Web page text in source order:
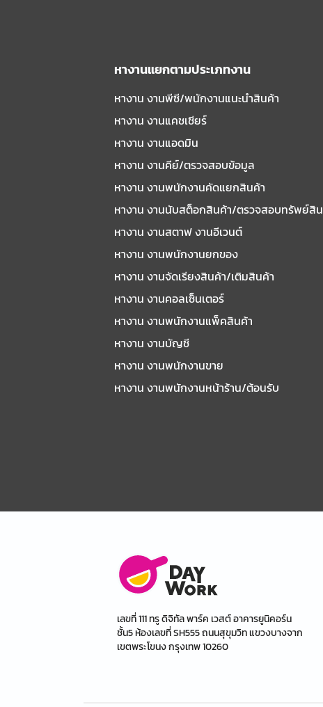
หางานแยกตามประเภทงาน
หางาน งานพีซี/พนักงานแนะนําสินค้า
หางาน งานแคชเชียร์
หางาน งานแอดมิน
หางาน งานคีย์/ตรวจสอบข้อมูล
หางาน งานพนักงานคัดแยกสินค้า
หางาน งานนับสต็อกสินค้า/ตรวจสอบทรัพย์สิน
หางาน งานสตาฟ งานอีเวนต์
หางาน งานพนักงานยกของ
หางาน งานจัดเรียงสินค้า/เติมสินค้า
หางาน งานคอลเซ็นเตอร์
หางาน งานพนักงานแพ็คสินค้า
หางาน งานบัญชี
หางาน งานพนักงานขาย
หางาน งานพนักงานหน้าร้าน/ต้อนรับ
เลขที่ 111 ทรู ดิจิทัล พาร์ค เวสต์ อาคารยูนิคอร์น
ชั้น5 ห้องเลขที่ SH555 ถนนสุขุมวิท แขวงบางจาก
เขตพระโขนง กรุงเทพ 10260